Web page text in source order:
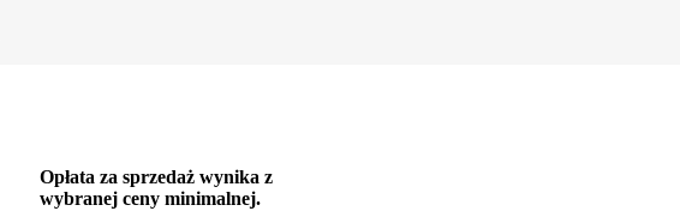
Opłata za sprzedaż wynika z
wybranej ceny minimalnej.